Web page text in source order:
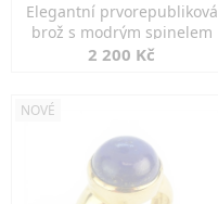
Elegantní prvorepubliková
brož s modrým spinelem
2 200 Kč
NOVÉ